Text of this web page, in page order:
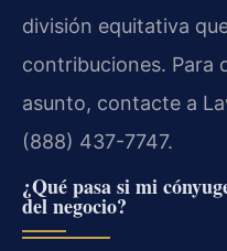
división equitativa
contribuciones. Para
asunto, contacte a
(888) 437-7747.
¿Qué pasa si mi
del negocio?